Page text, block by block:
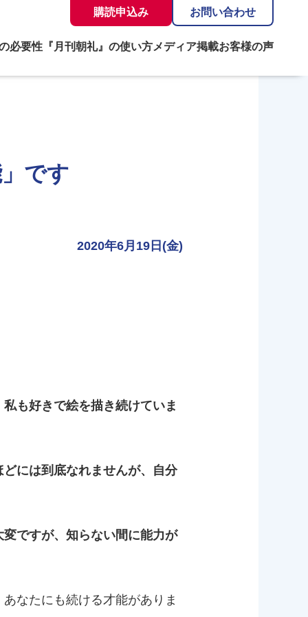
購読申込み お問い合わせ
必要性 『月刊朝礼』の使い方メディア掲載お客様の声
です
2020年6月19日(金)
も好きで絵を描き続けていま
には到底なれませんが、自分
ですが、知らない間に能力が
なたにも続ける才能がありま